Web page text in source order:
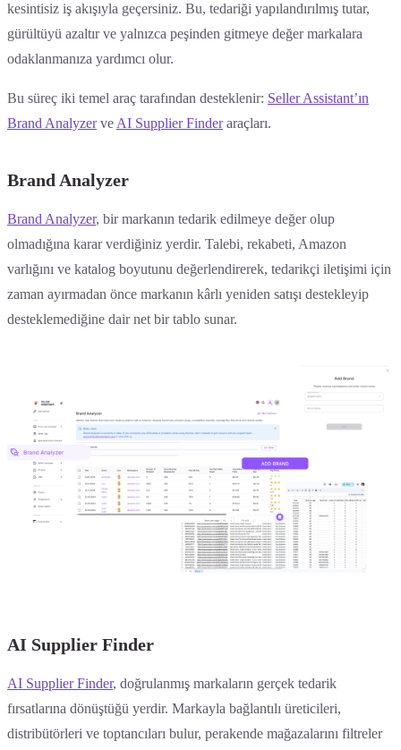
kesintisiz iş akışıyla geçersiniz. Bu, tedariği yapılandırılmış tutar,
gürültüyü azaltır ve yalnızca peşinden gitmeye değer markalara
odaklanmanıza yardımcı olur.
Bu süreç iki temel araç tarafından desteklenir: Seller Assistant’ın
Brand Analyzerve AI Supplier Finderaraçları.
Brand Analyzer
Brand Analyzer, bir markanın tedarik edilmeye değer olup
olmadığına karar verdiğiniz yerdir. Talebi, rekabeti, Amazon
varlığını ve katalog boyutunu değerlendirerek, tedarikçi iletişimi için
zaman ayırmadan önce markanın kârlı yeniden satışı destekleyip
desteklemediğine dair net bir tablo sunar.
AI Supplier Finder
AI Supplier Finder, doğrulanmış markaların gerçek tedarik
fırsatlarına dönüştüğü yerdir. Markayla bağlantılı üreticileri,
distribütörleri ve toptancıları bulur, perakende mağazalarını filtreler